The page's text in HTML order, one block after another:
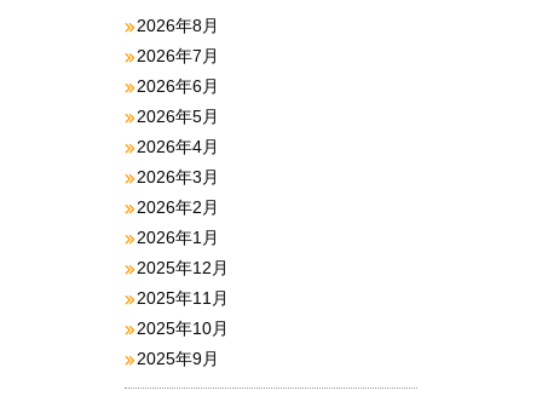
2026年8月
2026年7月
2026年6月
2026年5月
2026年4月
2026年3月
2026年2月
2026年1月
2025年12月
2025年11月
2025年10月
2025年9月